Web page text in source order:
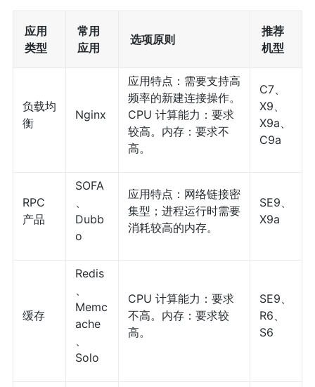
应用
类型
常用
应用
选项原则
推荐
机型
负载均
衡
Nginx
应用特点：需要支持高
频率的新建连接操作。
CPU 计算能力：要求
较高。内存：要求不
高。
C7、
X9、
X9a、
C9a
RPC
产品
SOFA
、
Dubb
o
应用特点：网络链接密
集型；进程运行时需要
消耗较高的内存。
SE9、
X9a
缓存
Redis
、
Memc
ache
、
Solo
CPU 计算能力：要求
不高。内存：要求较
高。
SE9、
R6、
S6